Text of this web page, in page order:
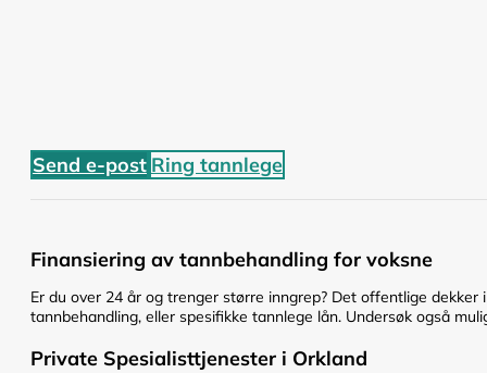
Send e-post Ring tannlege
Finansiering av tannbehandling for voksne
Er du over 24 år og trenger større inngrep? Det offentlige
tannbehandling, eller spesifikke tannlege lån. Undersøk også
Private Spesialisttjenester i Orkland